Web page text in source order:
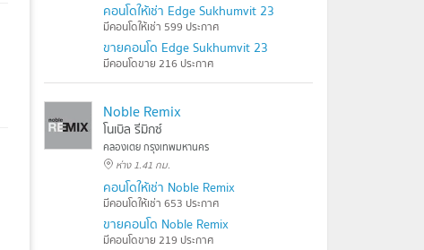
คอนโดให้เช่า Edge Sukhumvit 23
มีคอนโดให้เช่า 599 ประกาศ
ขายคอนโด Edge Sukhumvit 23
มีคอนโดขาย 216 ประกาศ
Noble Remix
โนเบิล รีมิกซ์
คลองเตย กรุงเทพมหานคร
ห่าง 1.41 กม.
คอนโดให้เช่า Noble Remix
มีคอนโดให้เช่า 653 ประกาศ
ขายคอนโด Noble Remix
มีคอนโดขาย 219 ประกาศ